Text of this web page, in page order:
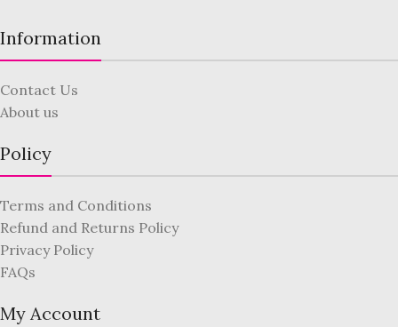
Information
Contact Us
About us
Policy
Terms and Conditions
Refund and Returns Policy
Privacy Policy
FAQs
My Account